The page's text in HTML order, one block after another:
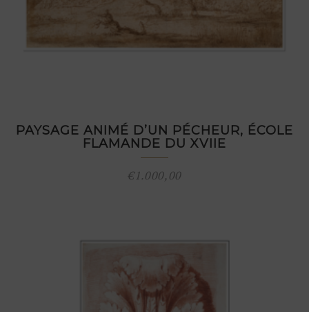
PAYSAGE ANIMÉ D’UN PÉCHEUR, ÉCOLE
FLAMANDE DU XVIIE
€1.000,00